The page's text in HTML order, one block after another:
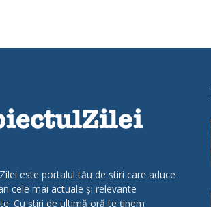
este portalul tău de știri care aduce
cele mai actuale și relevante
Cu știri de ultimă oră te ținem